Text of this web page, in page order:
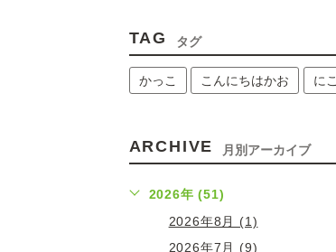
TAG タグ
かっこ こんにちはかお にこ
ARCHIVE 月別アーカイブ
2026年 (51)
2026年8月 (1)
2026年7月 (9)